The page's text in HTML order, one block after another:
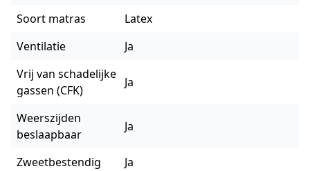
Soort matras
Latex
Ventilatie
Ja
Vrij van schadelijke
gassen (CFK)
Ja
Weerszijden
beslaapbaar
Ja
Zweetbestendig Ja